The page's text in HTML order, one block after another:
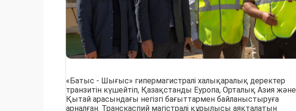
«Батыс - Шығыс» гипермагистралі халықаралық деректер
транзитін күшейтіп, Қазақстанды Еуропа, Орталық Азия және
Қытай арасындағы негізгі бағыттармен байланыстыруға
арналған. Транскаспий магістралі құрылысы аяқталатын